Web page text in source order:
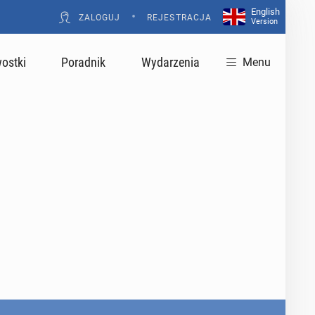
ZALOGUJ • REJESTRACJA
English
Version
Poradnik Wydarzenia Menu